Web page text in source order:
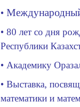
•
• 80 лет со дня
Республики
• Академику
• Выставка,
математики и